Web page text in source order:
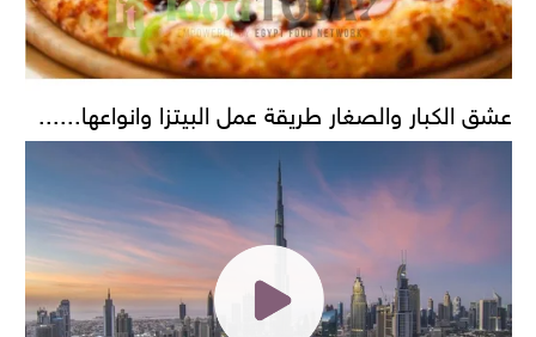
عشق الكبار والصغار طريقة عمل البيتزا وانواعها......